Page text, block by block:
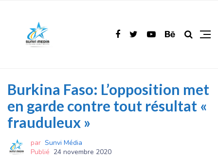
Burkina Faso: L’opposition met
en garde contre tout résultat «
frauduleux »
par Sunvi Média
Publié 24 novembre 2020